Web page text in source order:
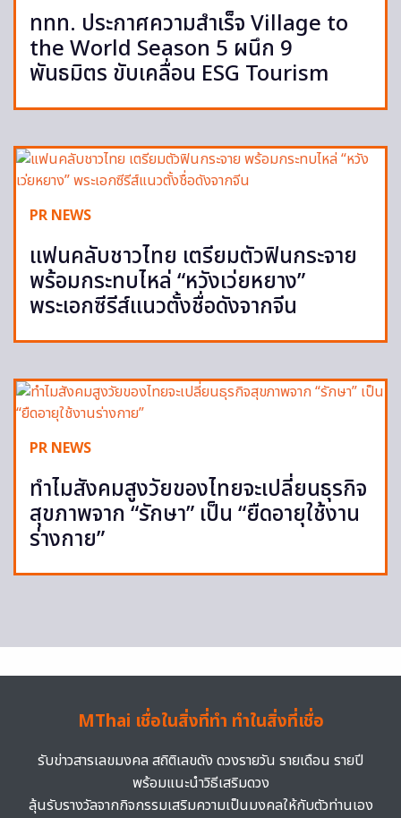
ททท. ประกาศความสำเร็จ Village to
the World Season 5 ผนึก 9
พันธมิตร ขับเคลื่อน ESG Tourism
PR NEWS
แฟนคลับชาวไทย เตรียมตัวฟินกระจาย
พร้อมกระทบไหล่ “หวังเว่ยหยาง”
พระเอกซีรีส์แนวตั้งชื่อดังจากจีน
PR NEWS
ทำไมสังคมสูงวัยของไทยจะเปลี่ยนธุรกิจ
สุขภาพจาก “รักษา” เป็น “ยืดอายุใช้งาน
ร่างกาย”
MThai เชื่อในสิ่งที่ทำ ทำในสิ่งที่เชื่อ
รับข่าวสารเลขมงคล สถิติเลขดัง ดวงรายวัน รายเดือน รายปี
พร้อมแนะนำวิธีเสริมดวง
ลุ้นรับรางวัลจากกิจกรรมเสริมความเป็นมงคลให้กับตัวท่านเอง